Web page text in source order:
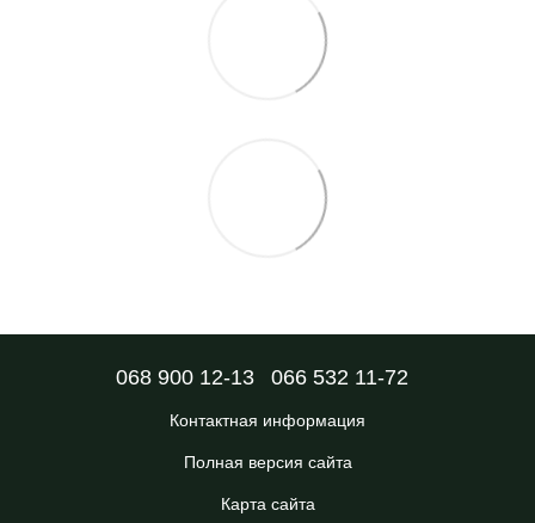
068 900 12-13 066 532 11-72
Контактная информация
Полная версия сайта
Карта сайта